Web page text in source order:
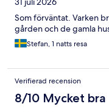
Som förväntat. Varken
gården och de gamla
Stefan, 1 natts resa
Verifierad recension
8/10 Mycket bra